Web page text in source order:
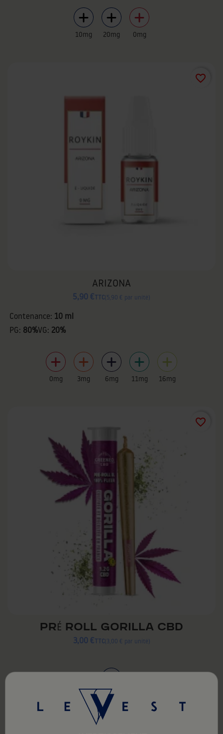
10mg 20mg 0mg
ARIZONA
5,90 € TTC 5,90 € par unité
Contenance: 10 ml
PG: 80%VG: 20%
0mg 3mg 6mg 11mg 16mg
favorite_border
PRÉ ROLL GORILLA CBD
3,00 € TTC 3,00 € par unité
unique
favorite_border